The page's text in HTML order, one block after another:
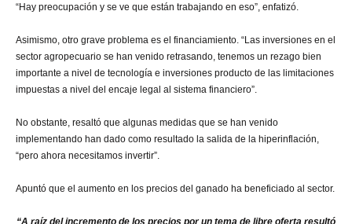
“Hay preocupación y se ve que están trabajando en eso”, enfatizó.
Asimismo, otro grave problema es el financiamiento. “Las inversiones en el
sector agropecuario se han venido retrasando, tenemos un rezago bien
importante a nivel de tecnología e inversiones producto de las limitaciones
impuestas a nivel del encaje legal al sistema financiero”.
No obstante, resaltó que algunas medidas que se han venido
implementando han dado como resultado la salida de la hiperinflación,
“pero ahora necesitamos invertir”.
Apuntó que el aumento en los precios del ganado ha beneficiado al sector.
“A raíz del incremento de los precios por un tema de libre oferta resultó